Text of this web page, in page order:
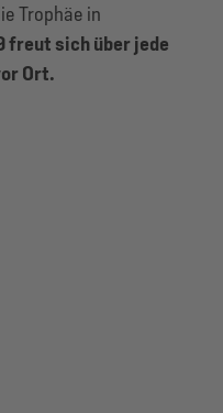
Trophäe in
freut sich über jede
Ort.